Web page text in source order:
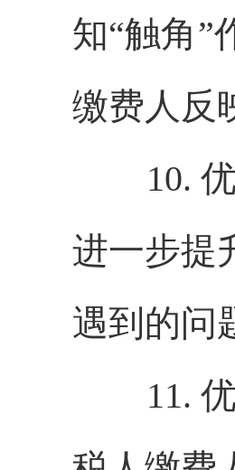
知“触角”
缴费人反
10. 优
进一步提
遇到的问
11. 优